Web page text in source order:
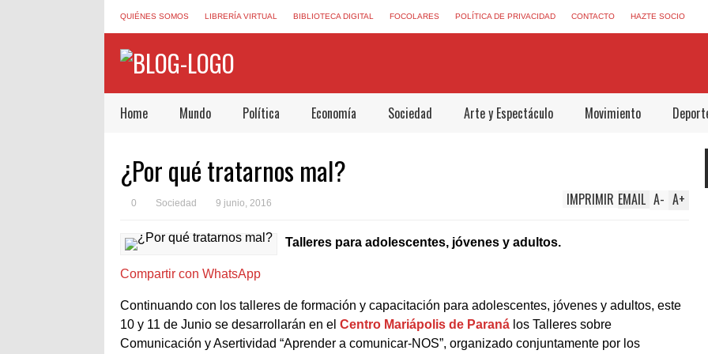
QUIÉNES SOMOS LIBRERÍA VIRTUAL BIBLIOTECA DIGITAL FOCOLARES POLÍTICA DE PRIVACIDAD CONTACTO HAZTE SOCIO
Home Mundo Política Economía Sociedad Arte y Espectáculo Movimiento
¿Por qué tratarnos mal?
0 Sociedad 9 junio, 2016 A+
A-
EMAIL
IMPRIMIR
Talleres para adolescentes, jóvenes y adultos.
Compartir con WhatsApp
Continuando con los talleres de formación y capacitación para adolescentes, jóvenes y adultos, este
10 y 11 de Junio se desarrollarán en el Centro Mariápolis de Paraná los Talleres sobre
Comunicación y Asertividad “Aprender a comunicar-NOS”, organizado conjuntamente por los